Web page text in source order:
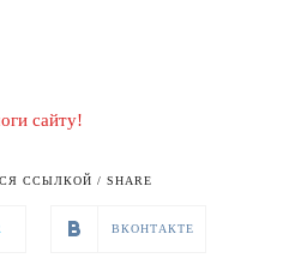
сайту!
ССЫЛКОЙ / SHARE
ВКОНТАКТЕ